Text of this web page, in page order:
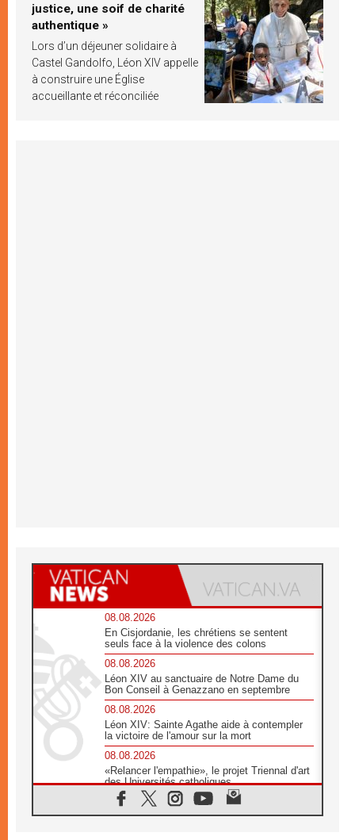
justice, une soif de charité
authentique »
Lors d’un déjeuner solidaire à
Castel Gandolfo, Léon XIV appelle
à construire une Église
accueillante et réconciliée
08.08.2026
En Cisjordanie, les chrétiens se sentent
seuls face à la violence des colons
08.08.2026
Léon XIV au sanctuaire de Notre Dame du
Bon Conseil à Genazzano en septembre
08.08.2026
Léon XIV: Sainte Agathe aide à contempler
la victoire de l'amour sur la mort
08.08.2026
«Relancer l'empathie», le projet Triennal d'art
des Universités catholiques
08.08.2026
Signis 2026, donner la parole aux religieuses